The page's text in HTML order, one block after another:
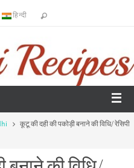
हिन्दी
कूटू की दही की पकोड़ी बनाने की विधि/ रेसिपी